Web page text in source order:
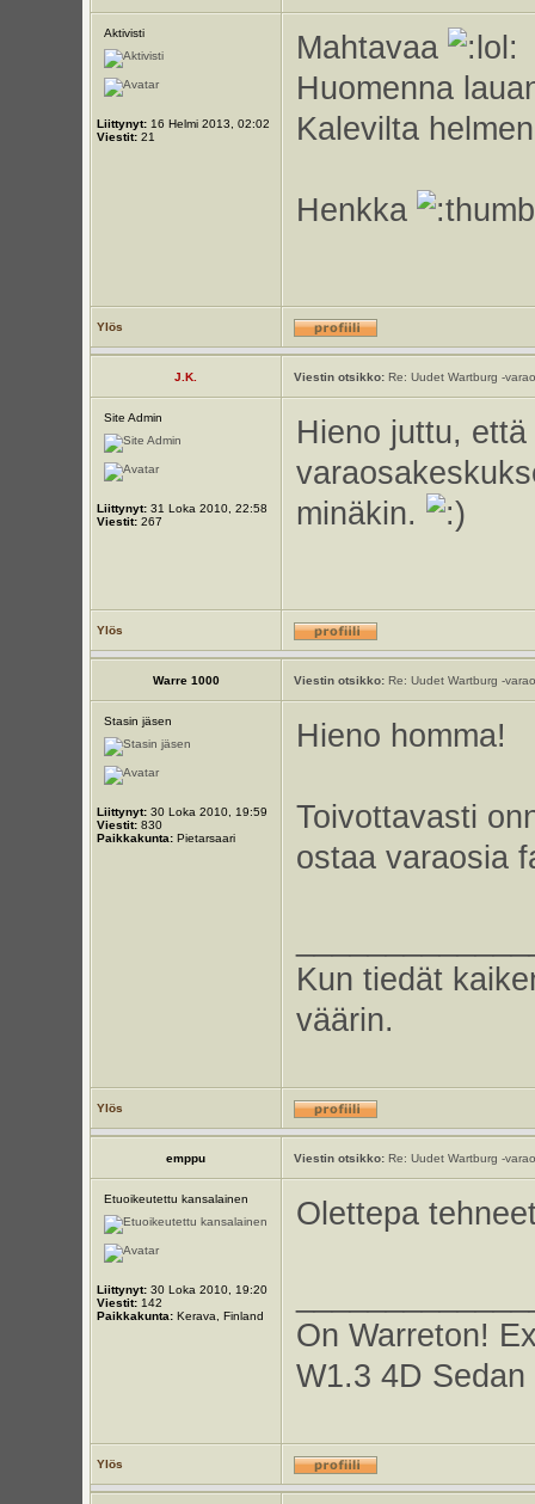
Aktivisti
Liittynyt:16 Helmi 2013, 02:02
Viestit:21
Mahtavaa
Huomenna
Kalevilta
Henkka
Ylös
J.K. Viestin otsikko:Re: Uudet Wartburg -
Site Admin
Liittynyt:31 Loka 2010, 22:58
Viestit:267
Hieno juttu,
minäkin.
Ylös
Warre 1000 Viestin otsikko:Re: Uudet Wartburg -
Stasin jäsen
Liittynyt:30 Loka 2010, 19:59
Viestit:830
Paikkakunta:Pietarsaari
Hieno homma!
Toivottavasti
ostaa varaosia
Kun tiedät
väärin.
Ylös
emppu Viestin otsikko:Re: Uudet Wartburg -
Etuoikeutettu kansalainen
Liittynyt:30 Loka 2010, 19:20
Viestit:142
Paikkakunta:Kerava, Finland
Olettepa
On Warreton!
W1.3 4D
Ylös